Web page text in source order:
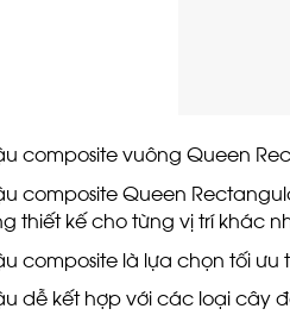
composite vuông Queen
composite Queen
thiết kế cho từng vị trí khác
composite là lựa chọn tối
dễ kết hợp với các loại cây